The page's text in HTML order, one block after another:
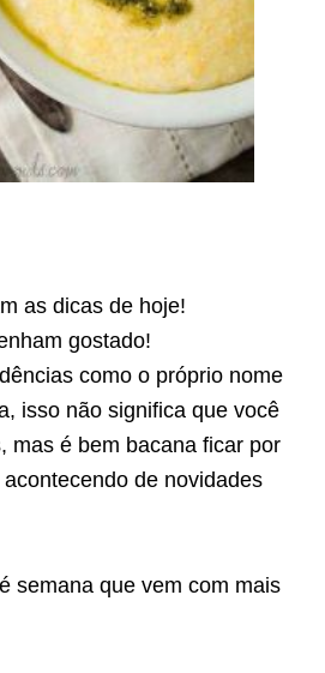
as dicas de hoje!
gostado!
como o próprio nome
isso não significa que você
mas é bem bacana ficar por
de novidades
semana que vem com mais